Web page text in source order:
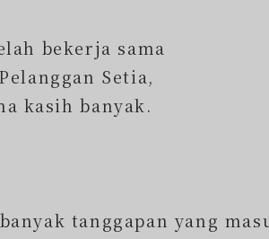
bekerja sama
Setia,
kasih banyak.
tanggapan yang